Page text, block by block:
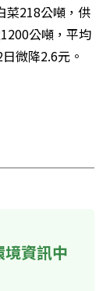
菜218公噸，供
公噸，平均
微降2.6元。
資訊中